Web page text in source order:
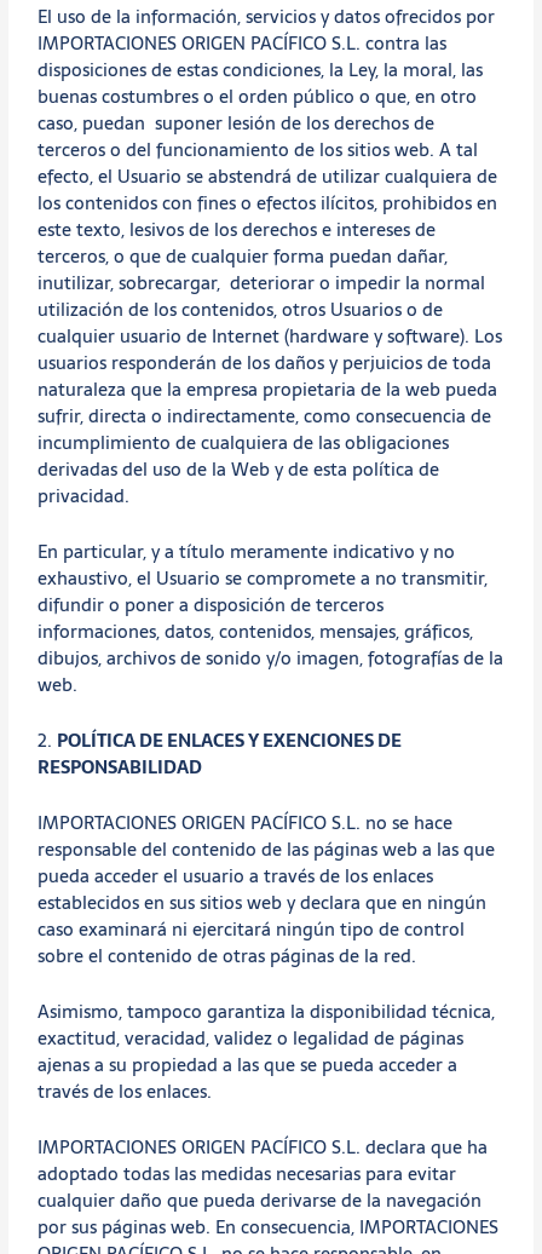
El uso de la información, servicios y datos ofrecidos por
IMPORTACIONES ORIGEN PACÍFICO S.L. contra las
disposiciones de estas condiciones, la Ley, la moral, las
buenas costumbres o el orden público o que, en otro
caso, puedan suponer lesión de los derechos de
terceros o del funcionamiento de los sitios web. A tal
efecto, el Usuario se abstendrá de utilizar cualquiera de
los contenidos con fines o efectos ilícitos, prohibidos en
este texto, lesivos de los derechos e intereses de
terceros, o que de cualquier forma puedan dañar,
inutilizar, sobrecargar, deteriorar o impedir la normal
utilización de los contenidos, otros Usuarios o de
cualquier usuario de Internet (hardware y software). Los
usuarios responderán de los daños y perjuicios de toda
naturaleza que la empresa propietaria de la web pueda
sufrir, directa o indirectamente, como consecuencia de
incumplimiento de cualquiera de las obligaciones
derivadas del uso de la Web y de esta política de
privacidad.
En particular, y a título meramente indicativo y no
exhaustivo, el Usuario se compromete a no transmitir,
difundir o poner a disposición de terceros
informaciones, datos, contenidos, mensajes, gráficos,
dibujos, archivos de sonido y/o imagen, fotografías de la
web.
2. POLÍTICA DE ENLACES Y EXENCIONES DE
RESPONSABILIDAD
IMPORTACIONES ORIGEN PACÍFICO S.L. no se hace
responsable del contenido de las páginas web a las que
pueda acceder el usuario a través de los enlaces
establecidos en sus sitios web y declara que en ningún
caso examinará ni ejercitará ningún tipo de control
sobre el contenido de otras páginas de la red.
Asimismo, tampoco garantiza la disponibilidad técnica,
exactitud, veracidad, validez o legalidad de páginas
ajenas a su propiedad a las que se pueda acceder a
través de los enlaces.
IMPORTACIONES ORIGEN PACÍFICO S.L. declara que ha
adoptado todas las medidas necesarias para evitar
cualquier daño que pueda derivarse de la navegación
por sus páginas web. En consecuencia, IMPORTACIONES